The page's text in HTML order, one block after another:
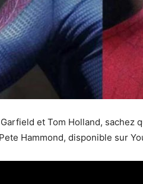
et Tom Holland, sachez
Hammond, disponible sur